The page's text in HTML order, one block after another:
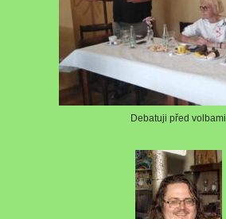
Debatuji před volbami